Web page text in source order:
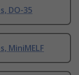
DO-35
MiniMELF